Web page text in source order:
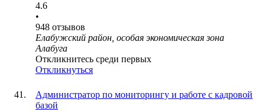
4.6
•
948 отзывов
Елабужский район, особая экономическая зона
Алабуга
Откликнитесь среди первых
Откликнуться
Администратор по мониторингу и работе с кадровой
базой